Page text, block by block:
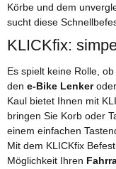
Körbe und dem
sucht diese
KLICKfix:
Es spielt keine Rolle,
den e-Bike Lenker
Kaul bietet Ihnen mit
bringen Sie Korb oder
einem einfachen
Mit dem KLICKfix
Möglichkeit Ihren